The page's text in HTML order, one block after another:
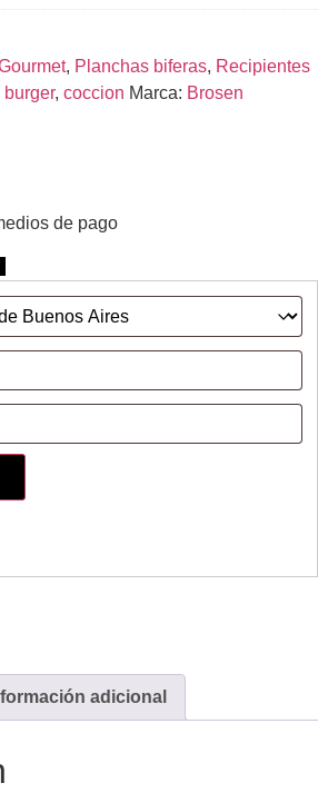
, Planchas biferas, Recipientes
burger, coccion Marca: Brosen
de pago
adicional